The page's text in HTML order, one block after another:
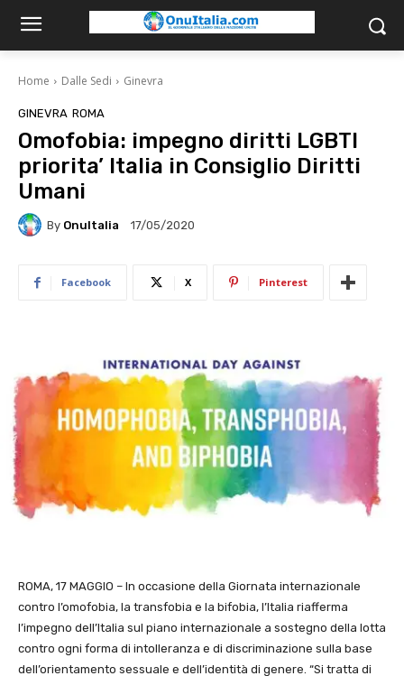
Home Dalle Sedi Ginevra
GINEVRA ROMA
Omofobia: impegno diritti LGBTI
priorita’ Italia in Consiglio Diritti
Umani
By OnuItalia 17/05/2020
Facebook X Pinterest
ROMA, 17 MAGGIO – In occasione della Giornata internazionale
contro l’omofobia, la transfobia e la bifobia, l’Italia riafferma
l’impegno dell’Italia sul piano internazionale a sostegno della lotta
contro ogni forma di intolleranza e di discriminazione sulla base
dell’orientamento sessuale e dell’identità di genere. “Si tratta di